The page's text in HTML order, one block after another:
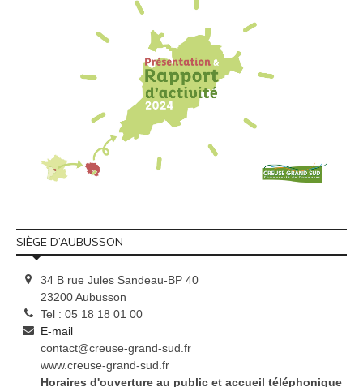
SIÈGE D’AUBUSSON
34 B rue Jules Sandeau-BP 40
23200 Aubusson
Tel : 05 18 18 01 00
E-mail
contact@creuse-grand-sud.fr
www.creuse-grand-sud.fr
Horaires d'ouverture au public et accueil téléphonique